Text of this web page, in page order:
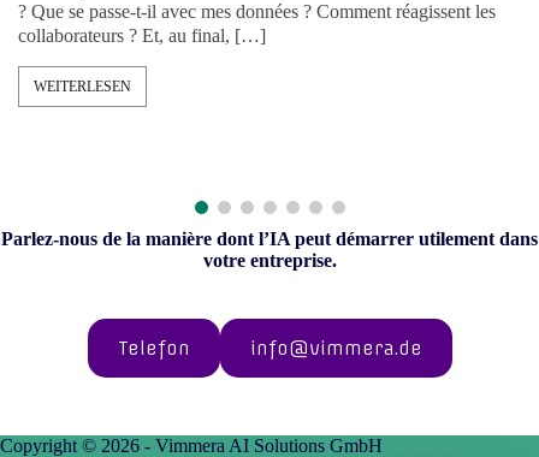
? Que se passe-t-il avec mes données ? Comment réagissent les
collaborateurs ? Et, au final, […]
WEITERLESEN
Parlez-nous de la manière dont l’IA peut démarrer utilement dans
votre entreprise.
Telefon info@vimmera.de
Copyright © 2026 - Vimmera AI Solutions GmbH